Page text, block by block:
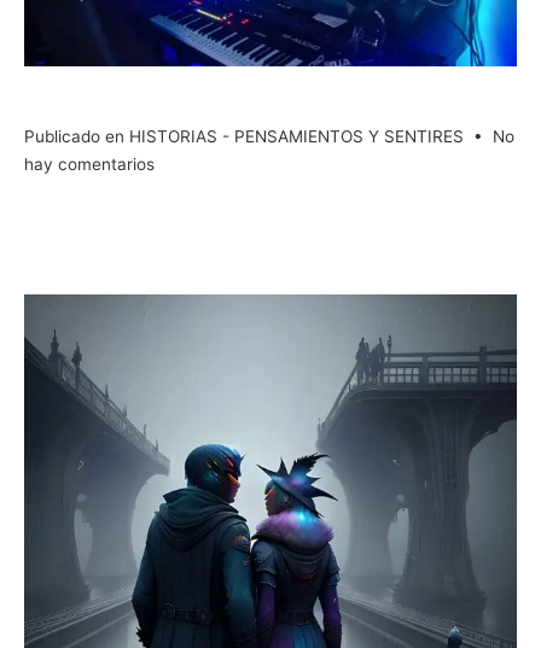
Publicado en HISTORIAS - PENSAMIENTOS Y SENTIRES • No
hay comentariosen